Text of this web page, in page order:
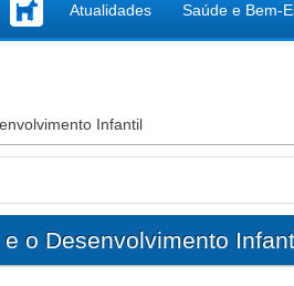
Atualidades Saúde e Bem-
Infantil
o Desenvolvimento